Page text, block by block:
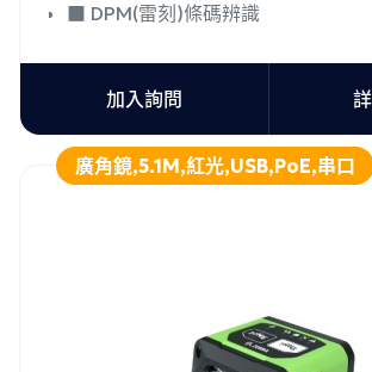
■ DPM(雷刻)條碼辨識
加入詢問
廣角鏡,5.1M,紅光,USB,PoE,串口